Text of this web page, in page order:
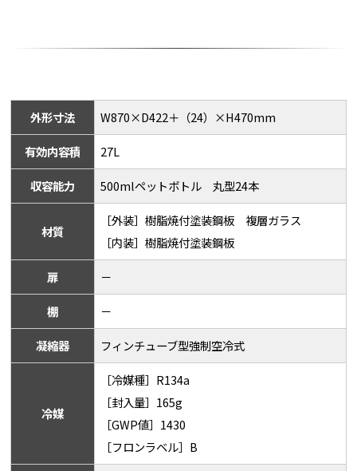
外形寸法 W870×D422＋（24）×H470mm
有効内容積 27L
収容能力 500mlペットボトル 丸型24本
材質
［外装］樹脂焼付塗装鋼板 複層ガラス
［内装］樹脂焼付塗装鋼板
扉 －
棚 －
凝縮器 フィンチューブ型強制空冷式
冷媒
［冷媒種］R134a
［封入量］165g
［GWP値］1430
［フロンラベル］B